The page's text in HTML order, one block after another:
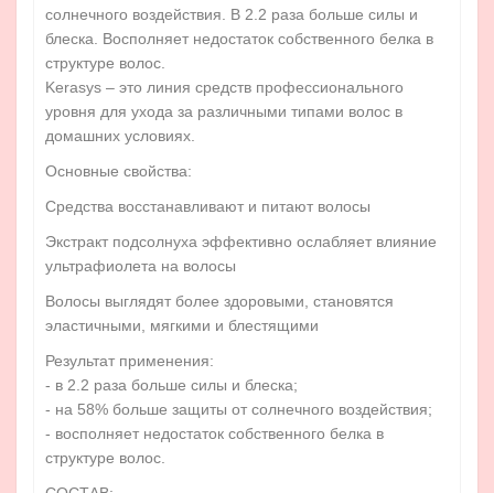
солнечного воздействия. В 2.2 раза больше силы и
блеска. Восполняет недостаток собственного белка в
структуре волос.
Kerasys – это линия средств профессионального
уровня для ухода за различными типами волос в
домашних условиях.
Основные свойства:
Средства восстанавливают и питают волосы
Экстракт подсолнуха эффективно ослабляет влияние
ультрафиолета на волосы
Волосы выглядят более здоровыми, становятся
эластичными, мягкими и блестящими
Результат применения:
- в 2.2 раза больше силы и блеска;
- на 58% больше защиты от солнечного воздействия;
- восполняет недостаток собственного белка в
структуре волос.